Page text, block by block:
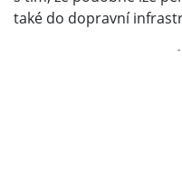
také do dopravní